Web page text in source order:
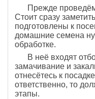
Прежде
Стоит сразу
подготовлены к
домашние семена
обработке.
В неё входят
замачивание и
отнесётесь к
ответственно, то
этапы.